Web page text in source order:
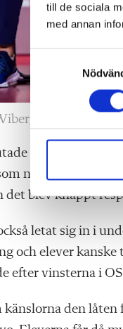
till de sociala
med annan
S
a
m
y
e
s
a
andra OS, i
med fem raka
nybliven
det blev knappt
letat sig in i
och elever
efter vinsterna i
känslorna den